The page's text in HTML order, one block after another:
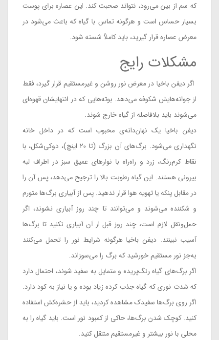
که سم از بین می‌رود، نتواند صحبت کند. این عصاره برای پوست
بسیار حساس است و هرگونه تماس با گیاه که باعث می‌شود در
معرض عصاره قرار گیرید، باید کاملاً شسته شود.
مشکلات رایج
اگر دیفن باخیا در معرض نور روشن و غیرمستقیم قرار گیرد، فقط
از جوانه‌هایش شکوفه می‌دهد. بوته‌هایی که در انتهایشان قهوه‌ای
می‌شوند باید بلافاصله از گیاه خارج شوند.
دیفن باخیا یک نهان‌دانه‌ی محبوب است که در داخل خانه
نگهداری می‌شود. برگ‌های آن بزرگ (تا 20 اینچ)، دوکی‌شکل، با
نقاط کرم‌رنگ، زرد و راه‌راه با نوارهای عمیق سبز در اطراف لبه
بیرونی هستند. این گیاه رطوبت بالا را ترجیح می‌دهد، پس آن را
در مقابل پنکه یا تهویه هوا قرار ندهید. پس از آبیاری برگ‌ها متورم
و شکننده می‌شوند و می‌توانند تا چند روز آبیاری نشوند، اگر
حمل‌ونقل لازم است، چند روز قبل از آن آبیاری نکنید تا برگ‌ها
آسیب نبینند. دیفن باخیا هرگونه شرایط نور را تحمل می‌کنند
به‌جز نور مستقیم خورشید که برگ را می‌سوزاند.
اگر برگ‌های گیاه رنگ‌پریده و متمایل به سفید شوند، احتمال دارد
که شدت نوری که گیاه جذب کرده زیاد بوده و یا نیاز به کود دارد.
اگر روی برگ‌ها سفیدک مشاهده کردید، باید از حشره‌کش استفاده
کنید. کوچک شدن برگ‌ها، حاکی از کمبود نور است. باید گیاه را به
محلی با نور بیشتر و غیرمستقیم منتقل کنید.